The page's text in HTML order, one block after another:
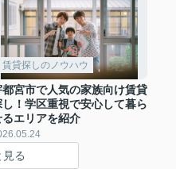
賃貸探しのノウハウ
都宮市で人気の家族向け賃貸
し！学区重視で安心して暮ら
るエリアを紹介
見る